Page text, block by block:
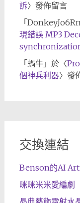
訴〉發佈留言
「
現錯誤 MP3
「 蝸牛」於〈
個神兵利器〉發
交換連結
Benson的AI Art
咪咪米米愛編劇